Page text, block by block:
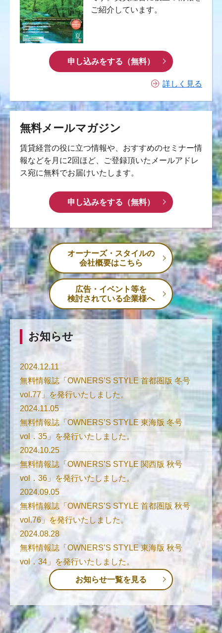
ご紹介しています。
申し込みをする（無料）
詳しく見る
無料メールマガジン
賃貸経営の役に立つ情報や、おすすめのセミナー情
報などを月に2回ほど、ご登録頂いたメールアドレ
ス宛に無料でお届けいたします。
申し込みをする（無料）
オーナーズ・スタイルの
会社概要はこちら
広告・イベント等を
検討されている企業様へ
お知らせ
2024.12.11
無料情報誌「OWNERS’S STYLE 首都圏版 冬号
vol.77」を発行いたしました。
2024.11.05
無料情報誌「OWNERS’S STYLE 東海版 冬号
vol．35」を発行いたしました。
2024.10.25
無料情報誌「OWNERS’S STYLE 関西版 秋号
vol．36」を発行いたしました。
2024.09.05
無料情報誌「OWNERS’S STYLE 首都圏版 秋号
vol.76」を発行いたしました。
2024.08.28
無料情報誌「OWNERS’S STYLE 東海版 秋号
vol．34」を発行いたしました。
お知らせ一覧を見る